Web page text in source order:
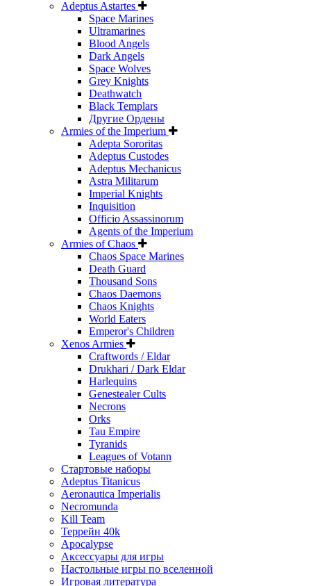
Adeptus Astartes
Space Marines
Ultramarines
Blood Angels
Dark Angels
Space Wolves
Grey Knights
Deathwatch
Black Templars
Другие Ордены
Armies of the Imperium
Adepta Sororitas
Adeptus Custodes
Adeptus Mechanicus
Astra Militarum
Imperial Knights
Inquisition
Officio Assassinorum
Agents of the Imperium
Armies of Chaos
Chaos Space Marines
Death Guard
Thousand Sons
Chaos Daemons
Chaos Knights
World Eaters
Emperor's Children
Xenos Armies
Craftwords / Eldar
Drukhari / Dark Eldar
Harlequins
Genestealer Cults
Necrons
Orks
Tau Empire
Tyranids
Leagues of Votann
Стартовые наборы
Adeptus Titanicus
Aeronautica Imperialis
Necromunda
Kill Team
Террейн 40k
Apocalypse
Аксессуары для игры
Настольные игры по вселенной
Игровая литература